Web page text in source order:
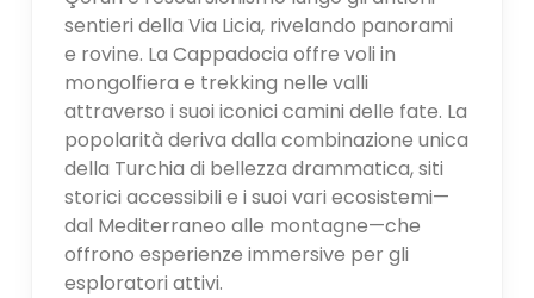
sentieri della Via Licia, rivelando panorami
e rovine. La Cappadocia offre voli in
mongolfiera e trekking nelle valli
attraverso i suoi iconici camini delle fate. La
popolarità deriva dalla combinazione unica
della Turchia di bellezza drammatica, siti
storici accessibili e i suoi vari ecosistemi—
dal Mediterraneo alle montagne—che
offrono esperienze immersive per gli
esploratori attivi.